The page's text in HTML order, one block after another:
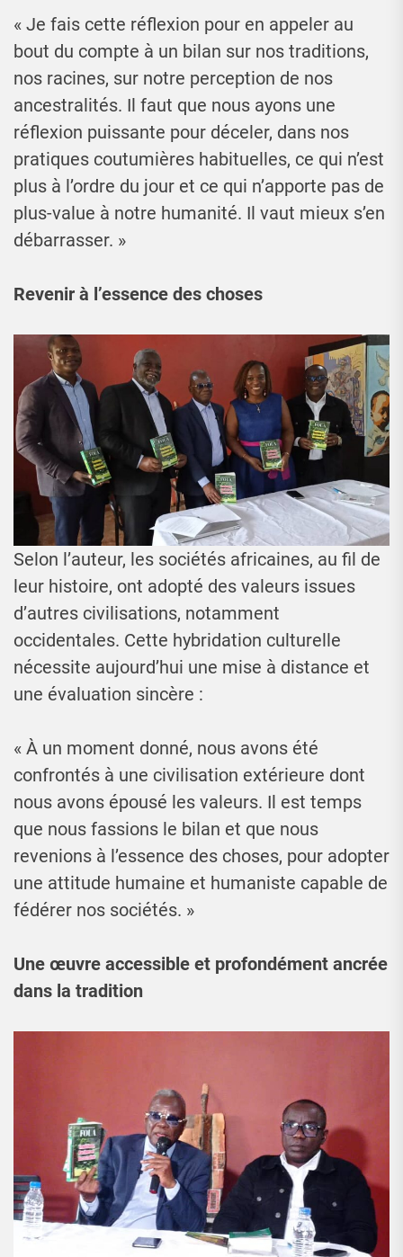
« Je fais cette réflexion pour en appeler au
bout du compte à un bilan sur nos traditions,
nos racines, sur notre perception de nos
ancestralités. Il faut que nous ayons une
réflexion puissante pour déceler, dans nos
pratiques coutumières habituelles, ce qui n’est
plus à l’ordre du jour et ce qui n’apporte pas de
plus-value à notre humanité. Il vaut mieux s’en
débarrasser. »
Revenir à l’essence des choses
Selon l’auteur, les sociétés africaines, au fil de
leur histoire, ont adopté des valeurs issues
d’autres civilisations, notamment
occidentales. Cette hybridation culturelle
nécessite aujourd’hui une mise à distance et
une évaluation sincère :
« À un moment donné, nous avons été
confrontés à une civilisation extérieure dont
nous avons épousé les valeurs. Il est temps
que nous fassions le bilan et que nous
revenions à l’essence des choses, pour adopter
une attitude humaine et humaniste capable de
fédérer nos sociétés. »
Une œuvre accessible et profondément ancrée
dans la tradition